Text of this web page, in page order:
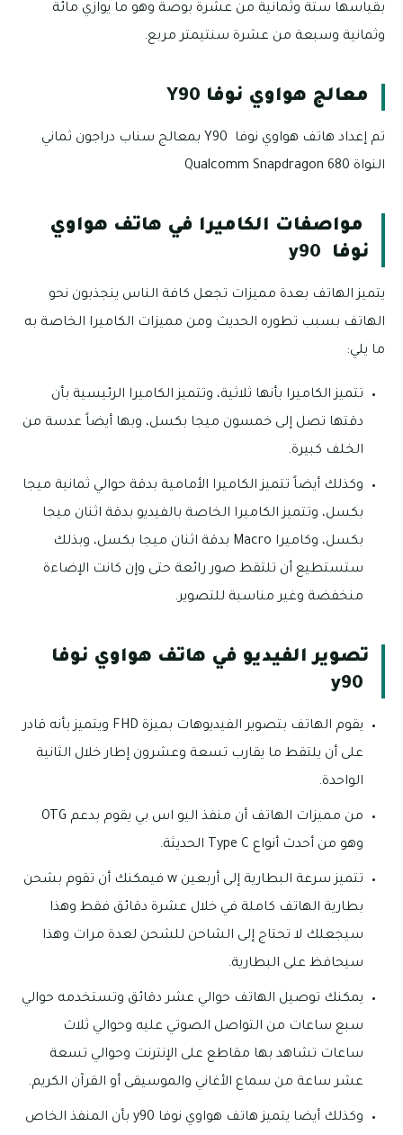
بقياسها ستة وثمانية من عشرة بوصة وهو ما يوازي مائة
وثمانية وسبعة من عشرة سنتيمتر مربع.
معالج هواوي نوفا Y90
تم إعداد هاتف هواوي نوفا Y90 بمعالج سناب دراجون ثماني
النواة Qualcomm Snapdragon 680
مواصفات الكاميرا في هاتف هواوي
نوفا y90
يتميز الهاتف بعدة مميزات تجعل كافة الناس ينجذبون نحو
الهاتف بسبب تطوره الحديث ومن مميزات الكاميرا الخاصة به
ما يلي:
تتميز الكاميرا بأنها ثلاثية، وتتميز الكاميرا الرئيسية بأن
دقتها تصل إلى خمسون ميجا بكسل، وبها أيضاً عدسة من
الخلف كبيرة.
وكذلك أيضاً تتميز الكاميرا الأمامية بدقة حوالي ثمانية ميجا
بكسل، وتتميز الكاميرا الخاصة بالفيديو بدقة اثنان ميجا
بكسل، وكاميرا Macro بدقة اثنان ميجا بكسل، وبذلك
ستستطيع أن تلتقط صور رائعة حتى وإن كانت الإضاءة
منخفضة وغير مناسبة للتصوير.
تصوير الفيديو في هاتف هواوي نوفا
يقوم الهاتف بتصوير الفيديوهات بميزة FHD ويتميز بأنه قادر
على أن يلتقط ما يقارب تسعة وعشرون إطار خلال الثانية
الواحدة.
من مميزات الهاتف أن منفذ اليو اس بي يقوم بدعم OTG
وهو من أحدث أنواع Type C الحديثة.
تتميز سرعة البطارية إلى أربعين w فيمكنك أن تقوم بشحن
بطارية الهاتف كاملة في خلال عشرة دقائق فقط وهذا
سيجعلك لا تحتاج إلى الشاحن للشحن لعدة مرات وهذا
سيحافظ على البطارية.
يمكنك توصيل الهاتف حوالي عشر دقائق وتستخدمه حوالي
سبع ساعات من التواصل الصوتي عليه وحوالي ثلاث
ساعات تشاهد بها مقاطع على الإنترنت وحوالي تسعة
عشر ساعة من سماع الأغاني والموسيقى أو القرآن الكريم.
وكذلك أيضا يتميز هاتف هواوي نوفا y90 بأن المنفذ الخاص